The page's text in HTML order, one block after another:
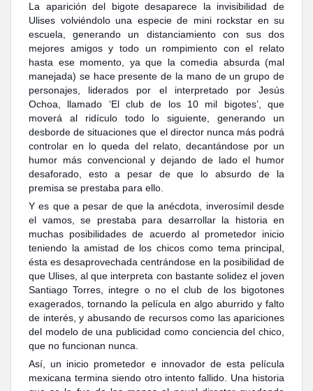
La aparición del bigote desaparece la invisibilidad de
Ulises volviéndolo una especie de mini rockstar en su
escuela, generando un distanciamiento con sus dos
mejores amigos y todo un rompimiento con el relato
hasta ese momento, ya que la comedia absurda (mal
manejada) se hace presente de la mano de un grupo de
personajes, liderados por el interpretado por Jesús
Ochoa, llamado ‘El club de los 10 mil bigotes’, que
moverá al ridículo todo lo siguiente, generando un
desborde de situaciones que el director nunca más podrá
controlar en lo queda del relato, decantándose por un
humor más convencional y dejando de lado el humor
desaforado, esto a pesar de que lo absurdo de la
premisa se prestaba para ello.
Y es que a pesar de que la anécdota, inverosímil desde
el vamos, se prestaba para desarrollar la historia en
muchas posibilidades de acuerdo al prometedor inicio
teniendo la amistad de los chicos como tema principal,
ésta es desaprovechada centrándose en la posibilidad de
que Ulises, al que interpreta con bastante solidez el joven
Santiago Torres, integre o no el club de los bigotones
exagerados, tornando la película en algo aburrido y falto
de interés, y abusando de recursos como las apariciones
del modelo de una publicidad como conciencia del chico,
que no funcionan nunca.
Así, un inicio prometedor e innovador de esta película
mexicana termina siendo otro intento fallido. Una historia